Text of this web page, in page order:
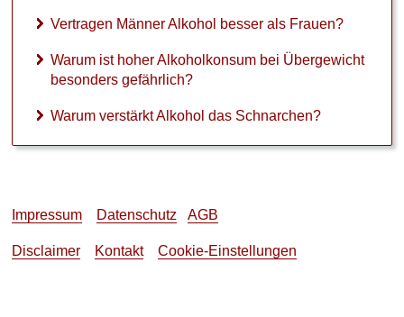
Vertragen Männer Alkohol besser als Frauen?
Warum ist hoher Alkoholkonsum bei Übergewicht
besonders gefährlich?
Warum verstärkt Alkohol das Schnarchen?
Impressum Datenschutz AGB
Disclaimer Kontakt Cookie-Einstellungen